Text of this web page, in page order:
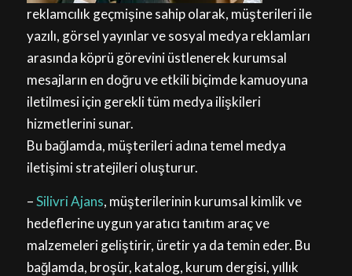
reklamcılık geçmişine sahip olarak, müşterileri ile
yazılı, görsel yayınlar ve sosyal medya reklamları
arasında köprü görevini üstlenerek kurumsal
mesajların en doğru ve etkili biçimde kamuoyuna
iletilmesi için gerekli tüm medya ilişkileri
hizmetlerini sunar.
Bu bağlamda, müşterileri adına temel medya
iletişimi stratejileri oluşturur.
–Silivri Ajans, müşterilerinin kurumsal kimlik ve
hedeflerine uygun yaratıcı tanıtım araç ve
malzemeleri geliştirir, üretir ya da temin eder. Bu
bağlamda, broşür, katalog, kurum dergisi, yıllık